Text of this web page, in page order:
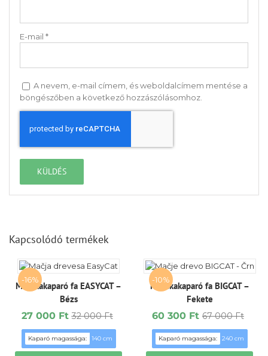
E-mail *
A nevem, e-mail címem, és weboldalcímem mentése a
böngészőben a következő hozzászólásomhoz.
Kapcsolódó termékek
-16%
Macskakaparó fa EASYCAT –
Bézs
32 000Ft
Original
price
was:
27 000 FtCurrent
price
is:
Kaparó magassága: 140 cm
-10%
Macskakaparó fa BIGCAT –
Fekete
67 000Ft
Original
price
was:
60 300 FtCurrent
price
is:
Kaparó magassága: 240 cm